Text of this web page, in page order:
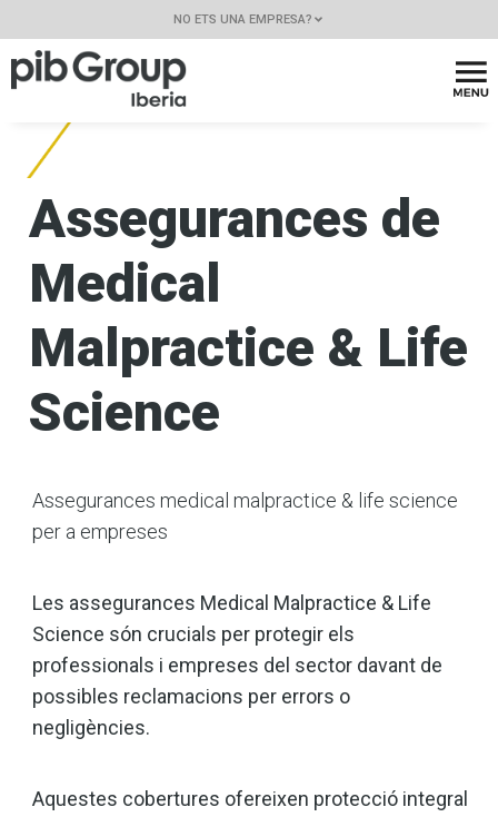
NO ETS UNA EMPRESA?
Assegurances de
Medical
Malpractice & Life
Science
Assegurances medical malpractice & life science
per a empreses
Les assegurances Medical Malpractice & Life
Science són crucials per protegir els
professionals i empreses del sector davant de
possibles reclamacions per errors o
negligències.
Aquestes cobertures ofereixen protecció integral